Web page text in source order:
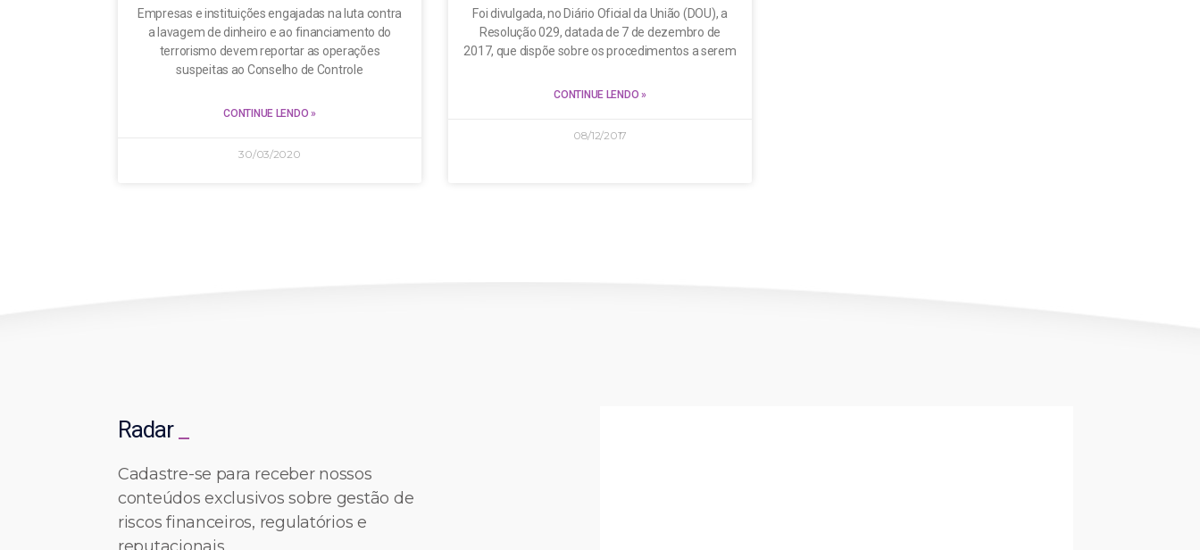
Empresas e instituições engajadas na luta contra
a lavagem de dinheiro e ao financiamento do
terrorismo devem reportar as operações
suspeitas ao Conselho de Controle
CONTINUE LENDO »
30/03/2020
Foi divulgada, no Diário Oficial da União (DOU), a
Resolução 029, datada de 7 de dezembro de
2017, que dispõe sobre os procedimentos a serem
CONTINUE LENDO »
08/12/2017
Radar_
Cadastre-se para receber nossos
conteúdos exclusivos sobre gestão de
riscos financeiros, regulatórios e